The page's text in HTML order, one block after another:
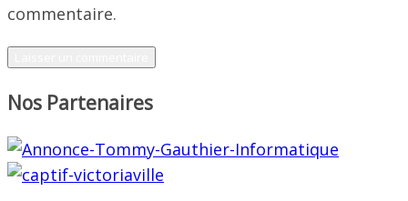
commentaire.
Nos Partenaires